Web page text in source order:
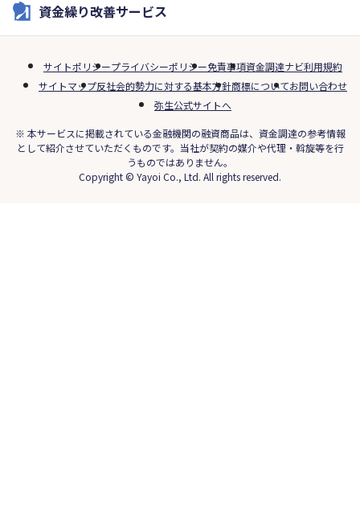
資金繰り改善サービス
サイトポリシープライバシーポリシー免責事項資金調達ナビ利用規約
サイトマップ反社会的勢力に対する基本方針商標についてお問い合わせ
弥生公式サイトへ
※ 本サービスに掲載されている金融機関の融資商品は、資金調達の参考情報
として紹介させていただくものです。当社が契約の媒介や代理・斡旋等を行
うものではありません。
Copyright © Yayoi Co., Ltd. All rights reserved.